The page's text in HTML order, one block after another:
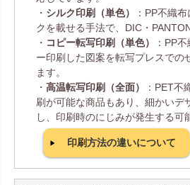
・ シルク印刷（単色）
：PP不織
クを載せる手法で、DIC・
・ コピー転写印刷（単色）
：PP
ー印刷した図案を転写プレスでの
ます。
・ 高温転写印刷（全面）
：PET不
刷が可能な商品もあり、細かいデ
し、印刷時のにじみが発生する可
印刷方法の違いについて